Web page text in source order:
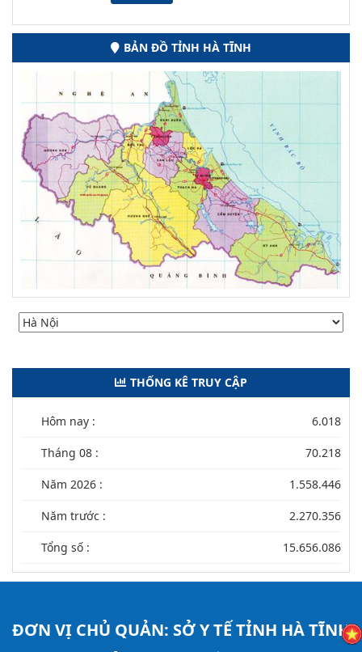
BẢN ĐỒ TỈNH HÀ TĨNH
THỐNG KÊ TRUY CẬP
Hôm nay : 6.018
Tháng 08 : 70.218
Năm 2026 : 1.558.446
Năm trước : 2.270.356
Tổng số : 15.656.086
ĐƠN VỊ CHỦ QUẢN: SỞ Y TẾ TỈNH HÀ TĨNH